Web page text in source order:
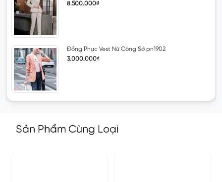
8.500.000₫
Đồng Phục Vest Nữ Công Sở pn1902
3.000.000₫
Sản Phẩm Cùng Loại